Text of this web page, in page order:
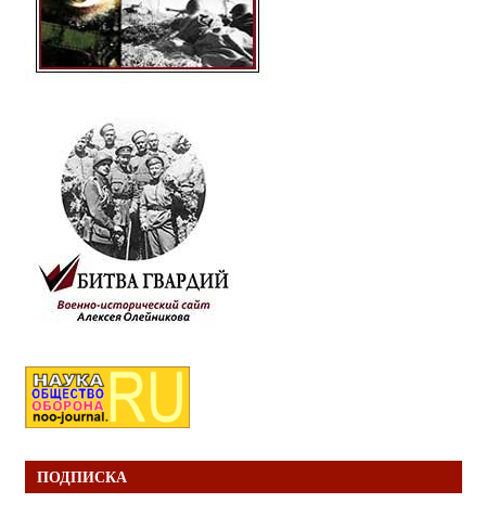
ПОДПИСКА